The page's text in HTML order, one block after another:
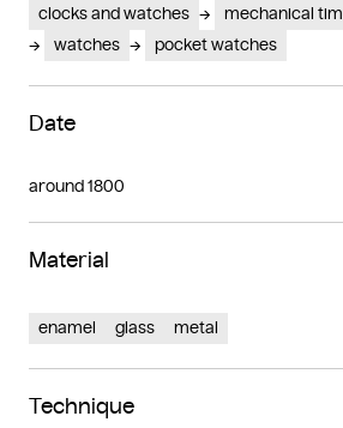
clocks and watches
mechanical
watches
pocket watches
Date
around 1800
Material
enamel glass metal
Technique